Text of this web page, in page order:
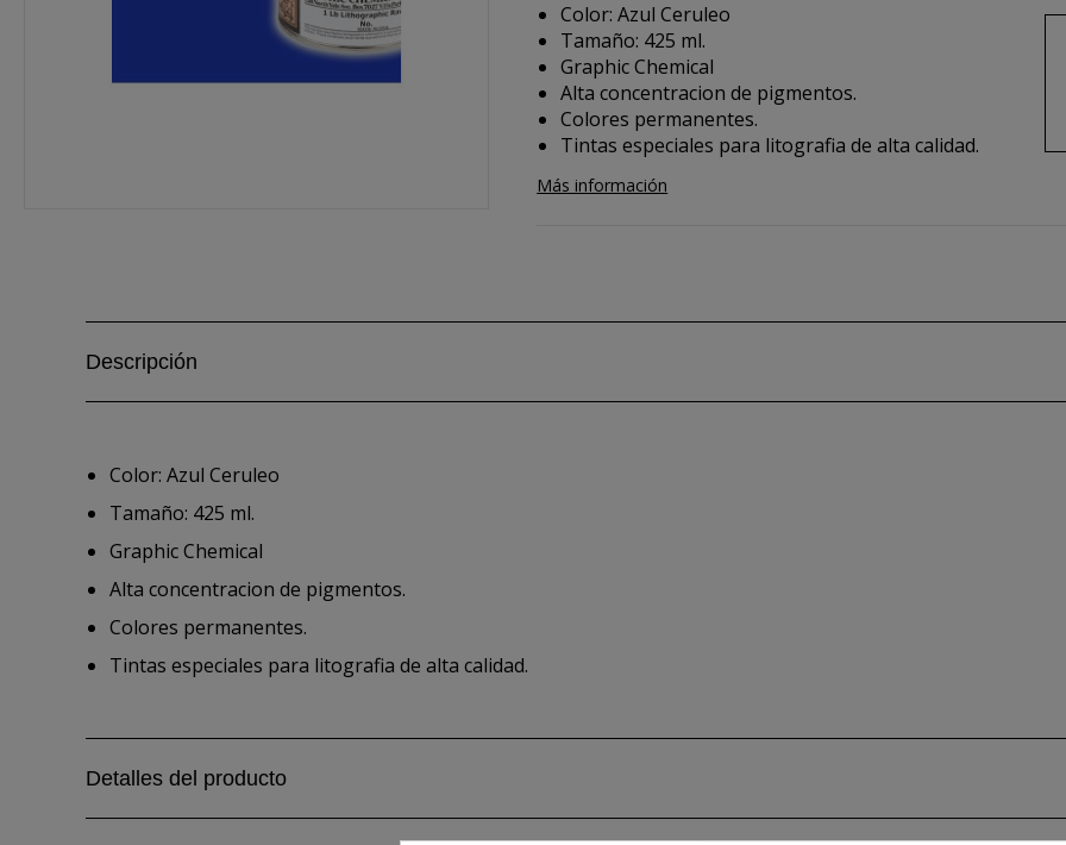
Color: Azul Ceruleo
Tamaño: 425 ml.
Graphic Chemical
Alta concentracion de pigmentos.
Colores permanentes.
Tintas especiales para litografia de alta calidad.
Más información
Descripción
Color: Azul Ceruleo
Tamaño: 425 ml.
Graphic Chemical
Alta concentracion de pigmentos.
Colores permanentes.
Tintas especiales para litografia de alta calidad.
Detalles del producto